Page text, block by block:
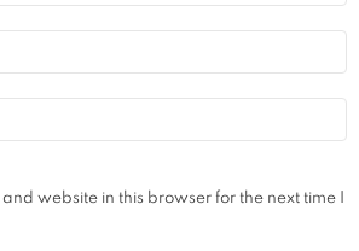
website in this browser for the next time I